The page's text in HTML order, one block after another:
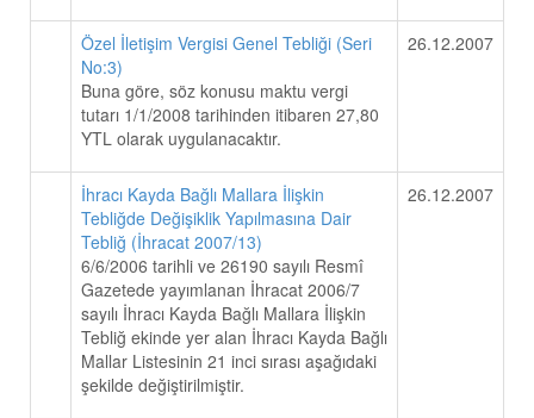
Özel İletişim Vergisi Genel Tebliği (Seri
No:3)
Buna göre, söz konusu maktu vergi
tutarı 1/1/2008 tarihinden itibaren 27,80
YTL olarak uygulanacaktır.
26.12.2007
İhracı Kayda Bağlı Mallara İlişkin
Tebliğde Değişiklik Yapılmasına Dair
Tebliğ (İhracat 2007/13)
6/6/2006 tarihli ve 26190 sayılı Resmî
Gazetede yayımlanan İhracat 2006/7
sayılı İhracı Kayda Bağlı Mallara İlişkin
Tebliğ ekinde yer alan İhracı Kayda Bağlı
Mallar Listesinin 21 inci sırası aşağıdaki
şekilde değiştirilmiştir.
26.12.2007